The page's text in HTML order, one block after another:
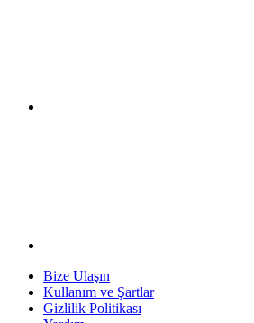
Bize Ulaşın
Kullanım ve Şartlar
Gizlilik Politikası